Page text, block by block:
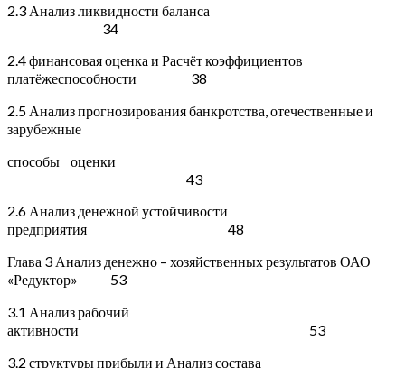
2.3 Анализ ликвидности баланса
34
2.4 финансовая оценка и Расчёт коэффициентов
платёжеспособности 38
2.5 Анализ прогнозирования банкротства, отечественные и
зарубежные
способы оценки
43
2.6 Анализ денежной устойчивости
предприятия 48
Глава 3 Анализ денежно – хозяйственных результатов ОАО
«Редуктор» 53
3.1 Анализ рабочий
активности 53
3.2 структуры прибыли и Анализ состава